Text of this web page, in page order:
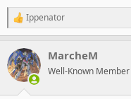
R
e
c
t
i
Ippenator
MarcheM
Well-Known Member